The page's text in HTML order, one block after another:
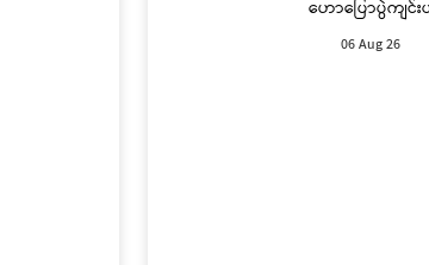
ဟောပြောပွဲကျင်း
06 Aug 26